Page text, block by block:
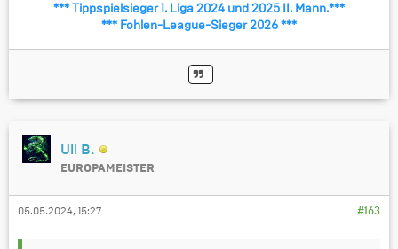
*** Tippspielsieger 1. Liga 2024 und 2025 II. Mann.***
*** Fohlen-League-Sieger 2026 ***
Uli B.
EUROPAMEISTER
#163
05.05.2024, 15:27